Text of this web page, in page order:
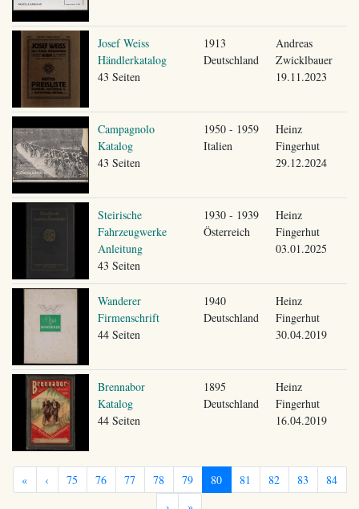
Josef Weiss
Händlerkatalog
43 Seiten
1913
Deutschland
Andreas
Zwicklbauer
19.11.2023
Campagnolo
Katalog
43 Seiten
1950 - 1959
Italien
Heinz
Fingerhut
29.12.2024
Steirische
Fahrzeugwerke
Anleitung
43 Seiten
1930 - 1939
Österreich
Heinz
Fingerhut
03.01.2025
Wanderer
Firmenschrift
44 Seiten
1940
Deutschland
Heinz
Fingerhut
30.04.2019
Brennabor
Katalog
44 Seiten
1895
Deutschland
Heinz
Fingerhut
16.04.2019
« ‹ 75 76 77 78 79 80 81 82 83
84
›
»